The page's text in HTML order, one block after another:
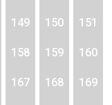
149 150 151
158 159 160
167 168 169